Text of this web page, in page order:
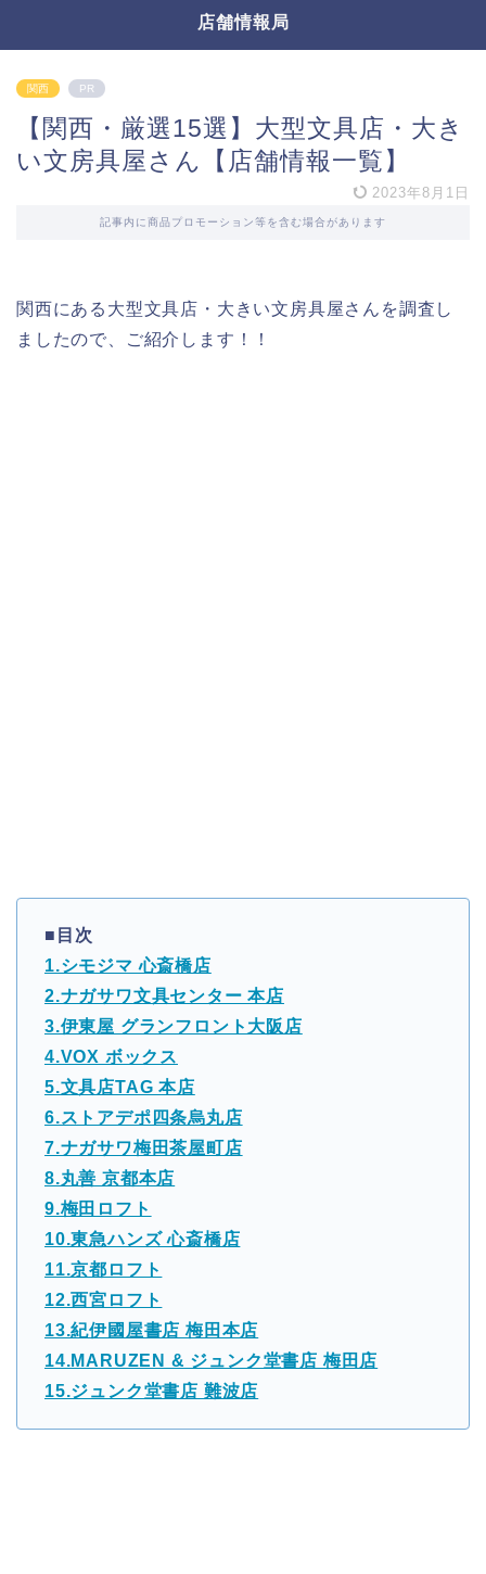
店舗情報局
関西 PR
【関西・厳選15選】大型文具店・大き
い文房具屋さん【店舗情報一覧】
2023年8月1日
記事内に商品プロモーション等を含む場合があります
関西にある大型文具店・大きい文房具屋さんを調査し
ましたので、ご紹介します！！
■目次
1.シモジマ 心斎橋店
2.ナガサワ文具センター 本店
3.伊東屋 グランフロント大阪店
4.VOX ボックス
5.文具店TAG 本店
6.ストアデポ四条烏丸店
7.ナガサワ梅田茶屋町店
8.丸善 京都本店
9.梅田ロフト
10.東急ハンズ 心斎橋店
11.京都ロフト
12.西宮ロフト
13.紀伊國屋書店 梅田本店
14.MARUZEN & ジュンク堂書店 梅田店
15.ジュンク堂書店 難波店